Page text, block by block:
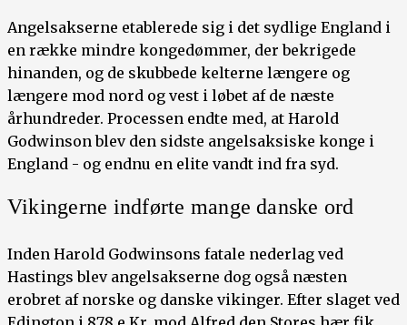
Angelsakserne etablerede sig i det sydlige England i
en række mindre kongedømmer, der bekrigede
hinanden, og de skubbede kelterne længere og
længere mod nord og vest i løbet af de næste
århundreder. Processen endte med, at Harold
Godwinson blev den sidste angelsaksiske konge i
England - og endnu en elite vandt ind fra syd.
Vikingerne indførte mange danske ord
Inden Harold Godwinsons fatale nederlag ved
Hastings blev angelsakserne dog også næsten
erobret af norske og danske vikinger. Efter slaget ved